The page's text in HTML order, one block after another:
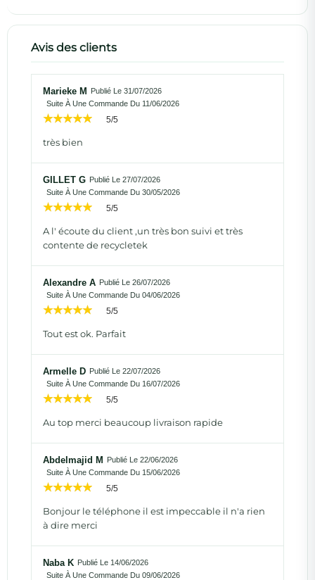
Avis des clients
Marieke M
Publié Le 31/07/2026
Suite À Une Commande Du 11/06/2026
5/5
très bien
GILLET G Publié Le 27/07/2026
Suite À Une Commande Du 30/05/2026
5/5
A l' écoute du client ,un très bon suivi et très
contente de recycletek
Alexandre A Publié Le 26/07/2026
Suite À Une Commande Du 04/06/2026
5/5
Tout est ok. Parfait
Armelle D Publié Le 22/07/2026
Suite À Une Commande Du 16/07/2026
5/5
Au top merci beaucoup livraison rapide
Abdelmajid M
Publié Le 22/06/2026
Suite À Une Commande Du 15/06/2026
5/5
Bonjour le téléphone il est impeccable il n'a rien
à dire merci
Naba K Publié Le 14/06/2026
Suite À Une Commande Du 09/06/2026